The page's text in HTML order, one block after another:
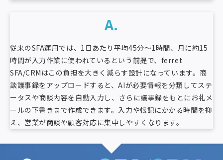
A.
従来のSFA運用では、1日あたり平均45分〜1時間、月に約15
時間が入力作業に使われているという前提で、ferret
SFA/CRMはこの負担を大きく減らす設計になっています。商
談議事録をアップロードすると、AIが必要情報を分類してステ
ータスや商談内容を自動入力し、さらに議事録をもとにお礼メ
ールの下書きまで作成できます。入力や転記にかかる時間を抑
え、営業が商談や顧客対応に集中しやすくなります。